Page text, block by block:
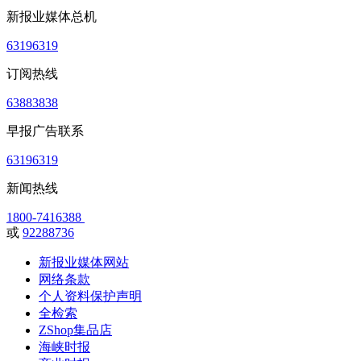
新报业媒体总机
63196319
订阅热线
63883838
早报广告联系
63196319
新闻热线
1800-7416388
或 92288736
新报业媒体网站
网络条款
个人资料保护声明
全检索
ZShop集品店
海峡时报